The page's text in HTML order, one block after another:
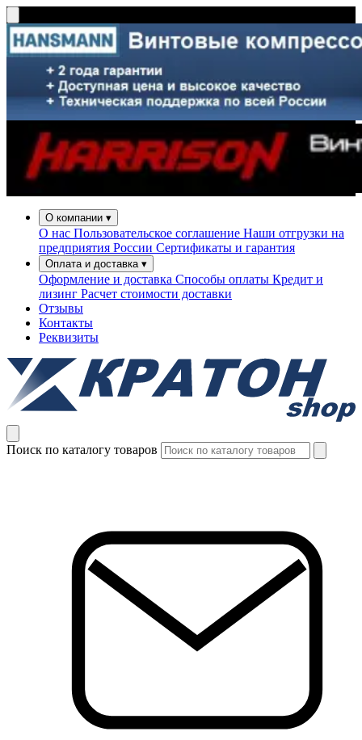
О компании ▾
О нас Пользовательское соглашение Наши отгрузки на
предприятия России Сертификаты и гарантия
Оплата и доставка ▾
Оформление и доставка Способы оплаты Кредит и
лизинг Расчет стоимости доставки
Отзывы
Контакты
Реквизиты
Поиск по каталогу товаров